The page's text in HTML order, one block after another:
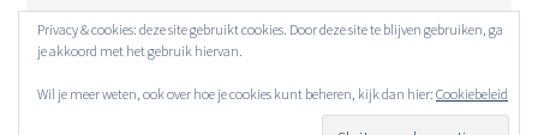
Privacy & cookies: deze site gebruikt cookies. Door deze site te blijven gebruiken, ga
je akkoord met het gebruik hiervan.
Wil je meer weten, ook over hoe je cookies kunt beheren, kijk dan hier: Cookiebeleid